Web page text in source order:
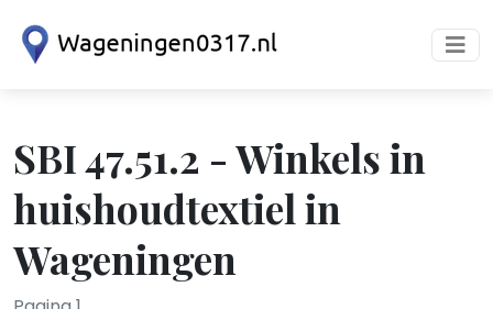
SBI 47.51.2 - Winkels in
huishoudtextiel in
Wageningen